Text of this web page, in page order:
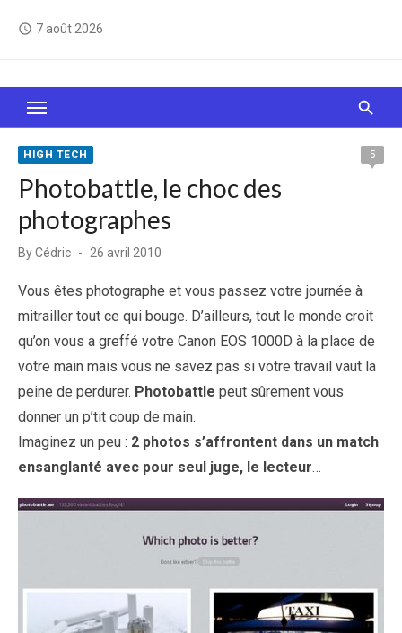
access_time 7 août 2026
Le Web, c'est comme une boîte de chocolats… On
sait jamais sur quoi on va tomber !
HIGH TECH 5
Photobattle, le choc des
photographes
ByCédric
Posted
26 avril 2010
Vous êtes photographe et vous passez votre journée à
mitrailler tout ce qui bouge. D’ailleurs, tout le monde croit
qu’on vous a greffé votre Canon EOS 1000D à la place de
votre main mais vous ne savez pas si votre travail vaut la
peine de perdurer. Photobattle peut sûrement vous
donner un p’tit coup de main.
Imaginez un peu : 2 photos s’affrontent dans un match
ensanglanté avec pour seul juge, le lecteur…